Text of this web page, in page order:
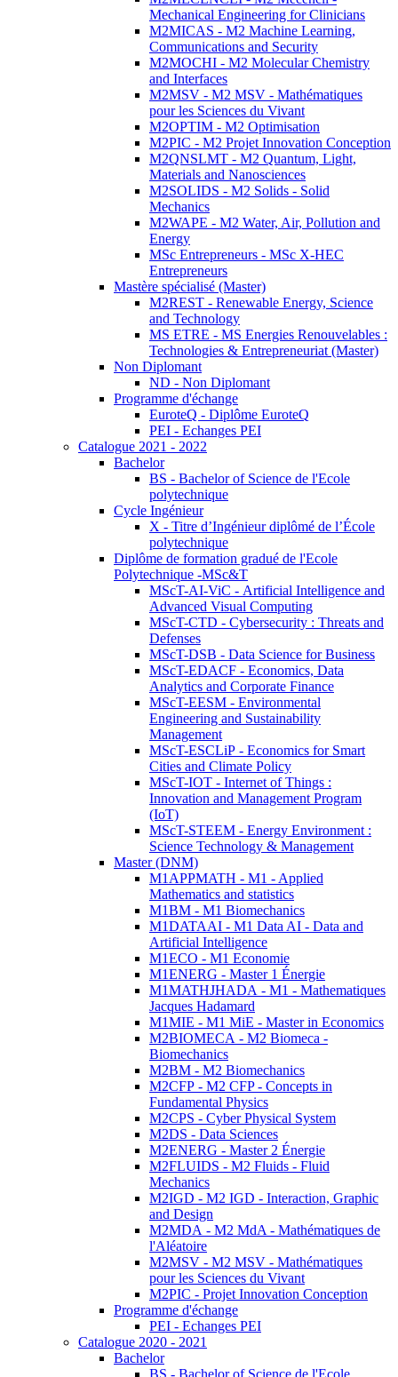
Mechanical Engineering for Clinicians
M2MICAS - M2 Machine Learning,
Communications and Security
M2MOCHI - M2 Molecular Chemistry
and Interfaces
M2MSV - M2 MSV - Mathématiques
pour les Sciences du Vivant
M2OPTIM - M2 Optimisation
M2PIC - M2 Projet Innovation Conception
M2QNSLMT - M2 Quantum, Light,
Materials and Nanosciences
M2SOLIDS - M2 Solids - Solid
Mechanics
M2WAPE - M2 Water, Air, Pollution and
Energy
MSc Entrepreneurs - MSc X-HEC
Entrepreneurs
Mastère spécialisé (Master)
M2REST - Renewable Energy, Science
and Technology
MS ETRE - MS Energies Renouvelables :
Technologies & Entrepreneuriat (Master)
Non Diplomant
ND - Non Diplomant
Programme d'échange
EuroteQ - Diplôme EuroteQ
PEI - Echanges PEI
Catalogue 2021 - 2022
Bachelor
BS - Bachelor of Science de l'Ecole
polytechnique
Cycle Ingénieur
X - Titre d’Ingénieur diplômé de l’École
polytechnique
Diplôme de formation gradué de l'Ecole
Polytechnique -MSc&T
MScT-AI-ViC - Artificial Intelligence and
Advanced Visual Computing
MScT-CTD - Cybersecurity : Threats and
Defenses
MScT-DSB - Data Science for Business
MScT-EDACF - Economics, Data
Analytics and Corporate Finance
MScT-EESM - Environmental
Engineering and Sustainability
Management
MScT-ESCLiP - Economics for Smart
Cities and Climate Policy
MScT-IOT - Internet of Things :
Innovation and Management Program
(IoT)
MScT-STEEM - Energy Environment :
Science Technology & Management
Master (DNM)
M1APPMATH - M1 - Applied
Mathematics and statistics
M1BM - M1 Biomechanics
M1DATAAI - M1 Data AI - Data and
Artificial Intelligence
M1ECO - M1 Economie
M1ENERG - Master 1 Énergie
M1MATHJHADA - M1 - Mathematiques
Jacques Hadamard
M1MIE - M1 MiE - Master in Economics
M2BIOMECA - M2 Biomeca -
Biomechanics
M2BM - M2 Biomechanics
M2CFP - M2 CFP - Concepts in
Fundamental Physics
M2CPS - Cyber Physical System
M2DS - Data Sciences
M2ENERG - Master 2 Énergie
M2FLUIDS - M2 Fluids - Fluid
Mechanics
M2IGD - M2 IGD - Interaction, Graphic
and Design
M2MDA - M2 MdA - Mathématiques de
l'Aléatoire
M2MSV - M2 MSV - Mathématiques
pour les Sciences du Vivant
M2PIC - Projet Innovation Conception
Programme d'échange
PEI - Echanges PEI
Catalogue 2020 - 2021
Bachelor
BS - Bachelor of Science de l'Ecole